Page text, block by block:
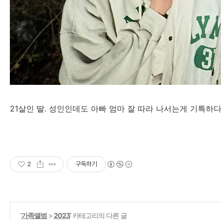
21살인 딸. 성인인데도 아빠 엄마 잘 따라 나서는게 기특하
2 구독하기
'가족앨범 >2023' 카테고리의 다른 글